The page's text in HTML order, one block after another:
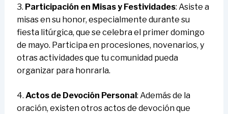
3. Participación en Misas y Festividades: Asiste a
misas en su honor, especialmente durante su
fiesta litúrgica, que se celebra el primer domingo
de mayo. Participa en procesiones, novenarios, y
otras actividades que tu comunidad pueda
organizar para honrarla.
4. Actos de Devoción Personal : Además de la
oración, existen otros actos de devoción que